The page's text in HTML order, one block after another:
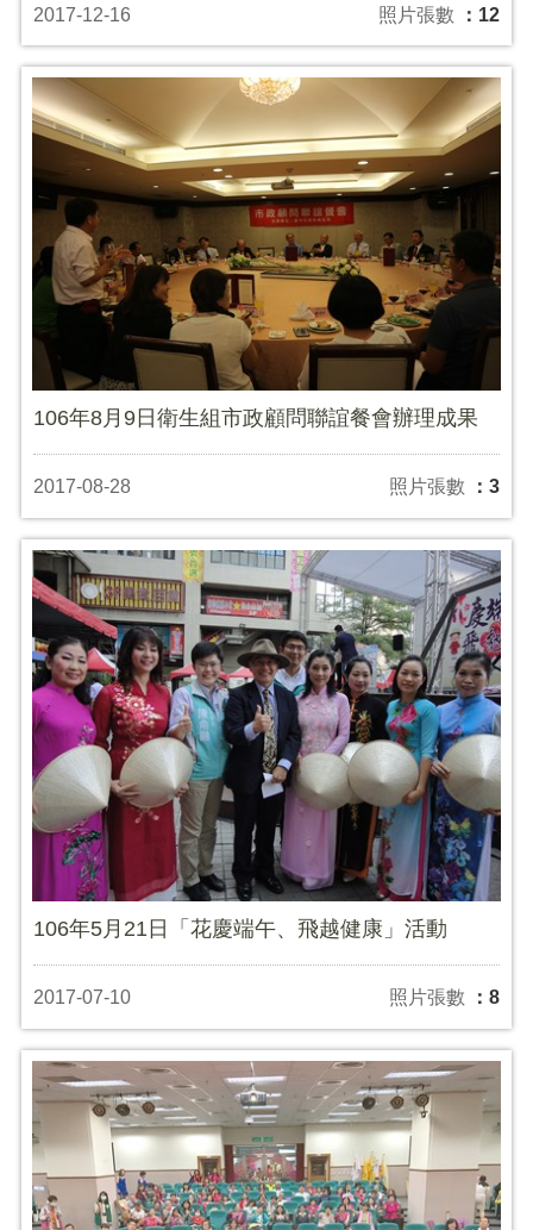
2017-12-16 照片張數 ：12
106年8月9日衛生組市政顧問聯誼餐會辦理成果
2017-08-28 照片張數 ：3
106年5月21日「花慶端午、飛越健康」活動
2017-07-10 照片張數 ：8